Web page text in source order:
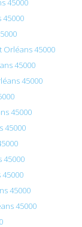
45000
Orléans 45000
45000
45000
45000
45000
45000
45000
45000